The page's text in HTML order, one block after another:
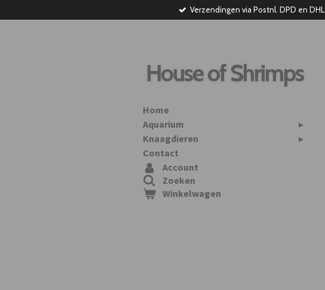
direct
Verzendingen via Postnl. DPD en DHL
House of Shrimps
Home
Aquarium
Knaagdieren
Contact
Account
Zoeken
Winkelwagen